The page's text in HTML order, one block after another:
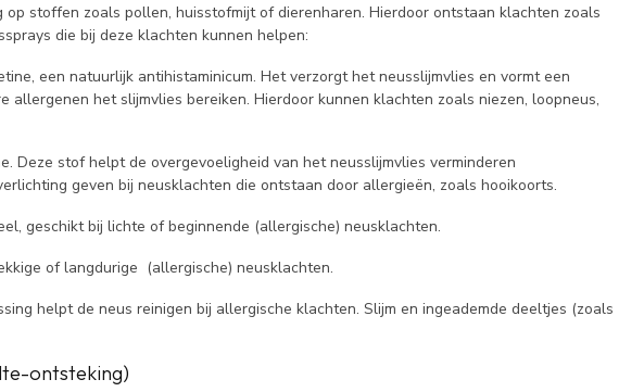
stoffen zoals pollen, huisstofmijt of dierenharen. Hierdoor ontstaan klachten zoals
die bij deze klachten kunnen helpen:
, een natuurlijk antihistaminicum. Hetverzorgt het neusslijmvlies en vormt een
allergenen het slijmvlies bereiken. Hierdoor kunnen klachten zoals niezen, loopneus,
. Deze stofhelptde overgevoeligheid van het neusslijmvlies verminderen
geven bij neusklachten die ontstaan door allergieën, zoals hooikoorts.
, geschikt bij lichte of beginnende (allergische) neusklachten.
of langdurige (allergische) neusklachten.
helptde neus reinigen bij allergische klachten. Slijm en ingeademde deeltjes (zoals
ontsteking)